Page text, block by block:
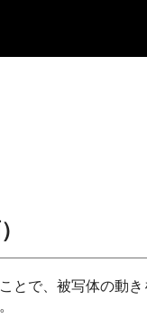
とで、被写体の動